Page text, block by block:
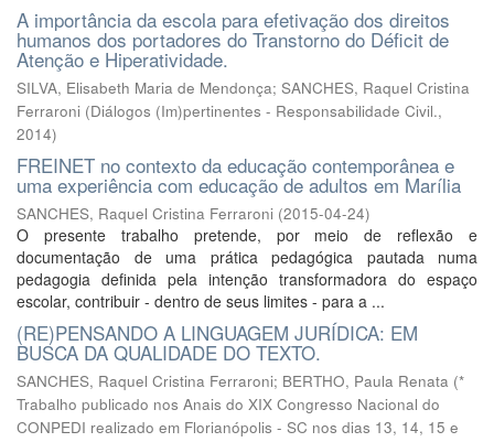
A importância da escola para efetivação dos direitos
humanos dos portadores do Transtorno do Déficit de
Atenção e Hiperatividade.
SILVA, Elisabeth Maria de Mendonça; SANCHES, Raquel Cristina
Ferraroni (Diálogos (Im)pertinentes - Responsabilidade Civil.,
2014)
FREINET no contexto da educação contemporânea e
uma experiência com educação de adultos em Marília
SANCHES, Raquel Cristina Ferraroni (2015-04-24)
O presente trabalho pretende, por meio de reflexão e
documentação de uma prática pedagógica pautada numa
pedagogia definida pela intenção transformadora do espaço
escolar, contribuir - dentro de seus limites - para a ...
(RE)PENSANDO A LINGUAGEM JURÍDICA: EM
BUSCA DA QUALIDADE DO TEXTO.
SANCHES, Raquel Cristina Ferraroni; BERTHO, Paula Renata (*
Trabalho publicado nos Anais do XIX Congresso Nacional do
CONPEDI realizado em Florianópolis - SC nos dias 13, 14, 15 e